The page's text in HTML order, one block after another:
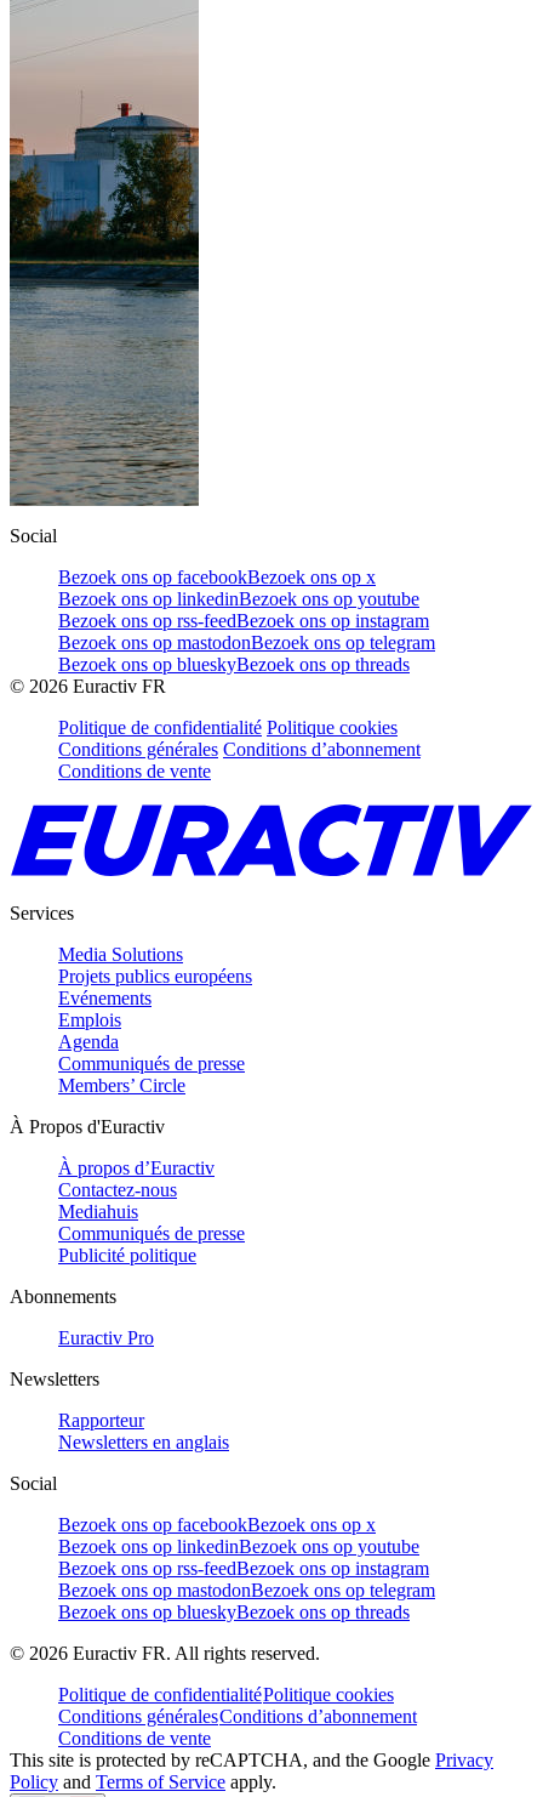
Social
Bezoek ons op facebookBezoek ons op x
Bezoek ons op linkedinBezoek ons op youtube
Bezoek ons op rss-feedBezoek ons op instagram
Bezoek ons op mastodonBezoek ons op telegram
Bezoek ons op blueskyBezoek ons op threads
© 2026 Euractiv FR
Politique de confidentialité Politique cookies
Conditions générales Conditions d’abonnement
Conditions de vente
Services
Media Solutions
Projets publics européens
Evénements
Emplois
Agenda
Communiqués de presse
Members’ Circle
À Propos d'Euractiv
À propos d’Euractiv
Contactez-nous
Mediahuis
Communiqués de presse
Publicité politique
Abonnements
Euractiv Pro
Newsletters
Rapporteur
Newsletters en anglais
Social
Bezoek ons op facebookBezoek ons op x
Bezoek ons op linkedinBezoek ons op youtube
Bezoek ons op rss-feedBezoek ons op instagram
Bezoek ons op mastodonBezoek ons op telegram
Bezoek ons op blueskyBezoek ons op threads
© 2026 Euractiv FR. All rights reserved.
Politique de confidentialitéPolitique cookies
Conditions généralesConditions d’abonnement
Conditions de vente
This site is protected by reCAPTCHA, and the Google Privacy
Policy and Terms of Service apply.